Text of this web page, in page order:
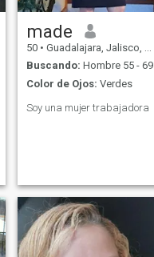
made
50 • Guadalajara, Jalisco, México
Buscando: Hombre 55 - 69
Color de Ojos: Verdes
Soy una mujer trabajadora